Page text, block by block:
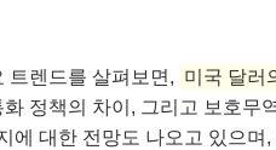
트렌드를 살펴보면, 미국 달러
정책의 차이, 그리고 보호
에 대한 전망도 나오고 있으